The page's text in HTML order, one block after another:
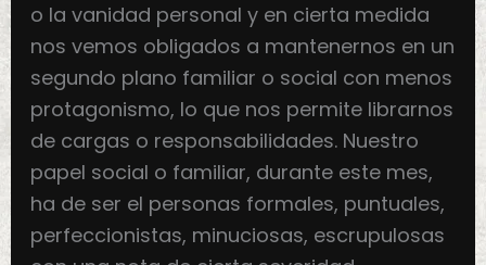
o la vanidad personal y en cierta medida
nos vemos obligados a mantenernos en un
segundo plano familiar o social con menos
protagonismo, lo que nos permite librarnos
de cargas o responsabilidades. Nuestro
papel social o familiar, durante este mes,
ha de ser el personas formales, puntuales,
perfeccionistas, minuciosas, escrupulosas